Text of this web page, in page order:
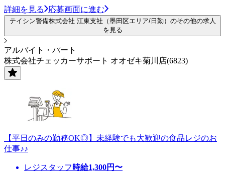
詳細を見る 応募画面に進む
テイシン警備株式会社 江東支社（墨田区エリア/日勤）のその他の求人
を見る
アルバイト・パート
株式会社チェッカーサポート オオゼキ菊川店(6823)
【平日のみの勤務OK◎】未経験でも大歓迎の食品レジのお
仕事♪♪
レジスタッフ 時給1,300円〜